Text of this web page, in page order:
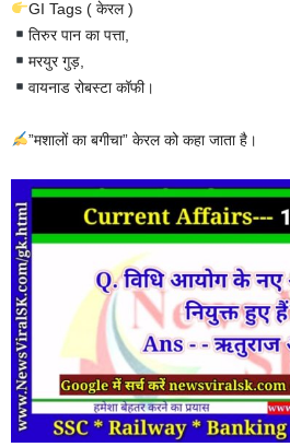
GI Tags ( केरल )
तिरुर पान का पत्ता,
मरयुर गुड़,
वायनाड रोबस्टा कॉफी।
”मशालों का बगीचा” केरल को कहा जाता है।